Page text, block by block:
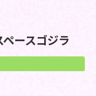
ースゴジラ